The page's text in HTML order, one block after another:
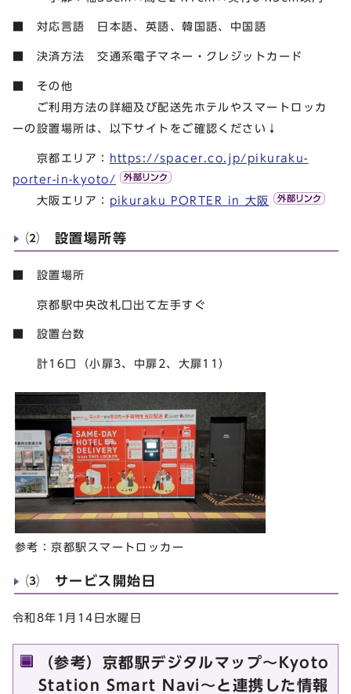
■ 対応言語 日本語、英語、韓国語、中国語
■ 決済方法 交通系電子マネー・クレジットカード
■ その他
ご利用方法の詳細及び配送先ホテルやスマートロッカ
ーの設置場所は、以下サイトをご確認ください↓
京都エリア：
https://spacer.co.jp/pikuraku-
porter-in-kyoto/
大阪エリア： pikuraku PORTER in 大阪
⑵ 設置場所等
■ 設置場所
京都駅中央改札口出て左手すぐ
■ 設置台数
計16口（小扉3、中扉2、大扉11）
参考：京都駅スマートロッカー
⑶ サービス開始日
令和8年1月14日水曜日
（参考）京都駅デジタルマップ～Kyoto
Station Smart Navi～と連携した情報